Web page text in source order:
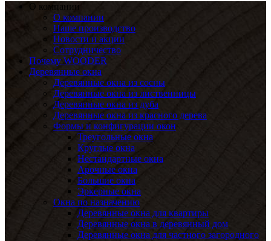
О компании
О компании
Наше производство
Новости и акции
Сотрудничество
Почему WOODER
Деревянные окна
Деревянные окна из сосны
Деревянные окна из лиственницы
Деревянные окна из дуба
Деревянные окна из красного дерева
Формы и конфигурации окон
Треугольные окна
Круглые окна
Нестандартные окна
Арочные окна
Большие окна
Эркерные окна
Окна по назначению
Деревянные окна для квартиры
Деревянные окна в деревянный дом
Деревянные окна для частного загородного